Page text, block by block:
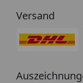
Versand